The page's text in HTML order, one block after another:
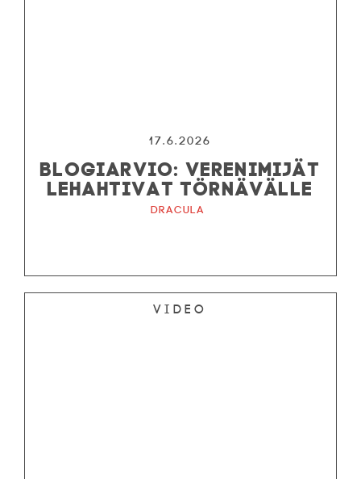
17.6.2026
BLOGIARVIO: VERENIMIJÄT
LEHAHTIVAT TÖRNÄVÄLLE
Dracula
Video